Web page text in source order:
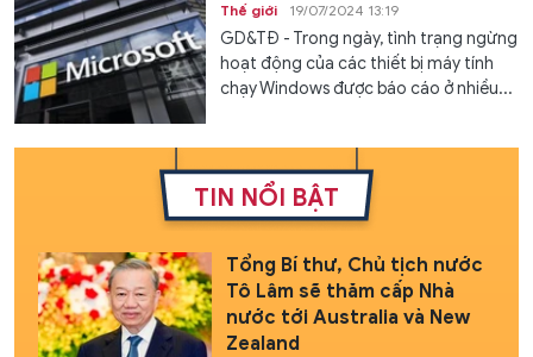
Thế giới 19/07/2024 13:19
GD&TĐ - Trong ngày, tình trạng ngừng
hoạt động của các thiết bị máy tính
chạy Windows được báo cáo ở nhiều...
TIN NỔI BẬT
Tổng Bí thư, Chủ tịch nước
Tô Lâm sẽ thăm cấp Nhà
nước tới Australia và New
Zealand